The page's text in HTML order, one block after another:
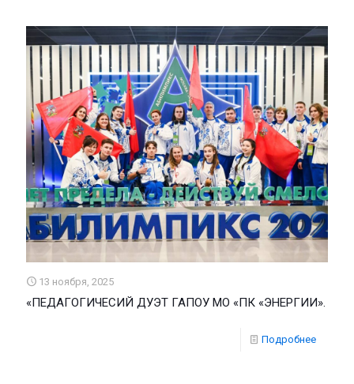
13 ноября, 2025
«ПЕДАГОГИЧЕСИЙ ДУЭТ ГАПОУ МО «ПК «ЭНЕРГИИ».
Подробнее